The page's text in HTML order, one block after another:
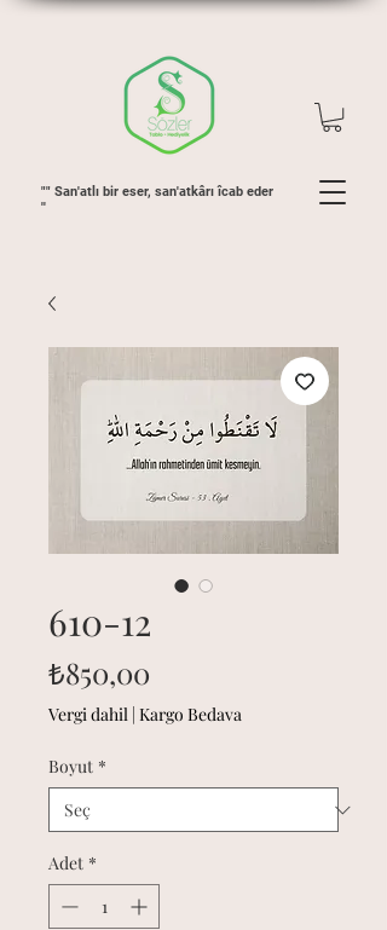
"" San'atlı bir eser, san'atkârı îcab eder
''
610-12
₺850,00
Vergi dahil Kargo Bedava
Boyut *
Adet *